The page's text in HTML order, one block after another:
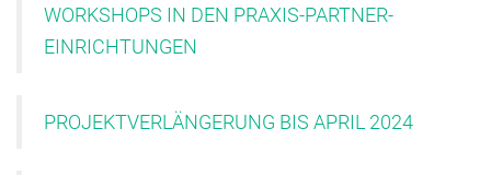
WORKSHOPS IN DEN PRAXIS-PARTNER-
EINRICHTUNGEN
PROJEKTVERLÄNGERUNG BIS APRIL 2024